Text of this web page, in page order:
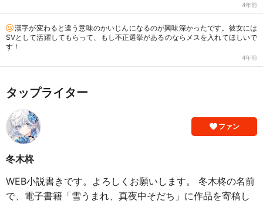
4年前
漢字が変わると違う意味のかいじんになるのが興味深かったです。彼女には
SVとして活躍してもらって、もし不正選挙があるのならメスを入れてほしいで
す！
4年前
タップライター
ファン
冬木柊
WEB小説書きです。よろしくお願いします。 冬木柊の名前
で、電子書籍「雪うまれ、真夜中そだち」に作品を寄稿し